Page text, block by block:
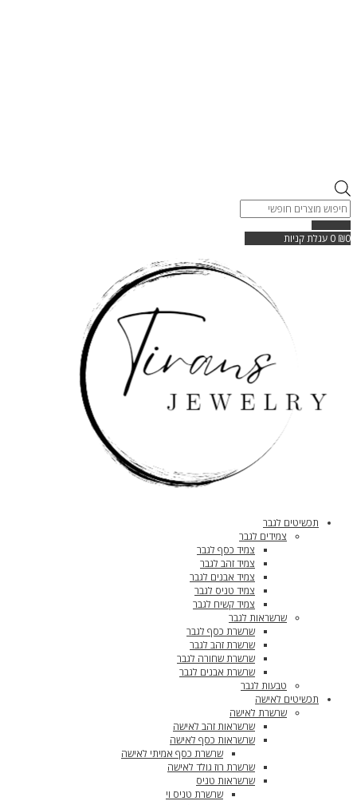
Products
search
₪0
0 עגלת קניות
תכשיטים לגבר
צמידים לגבר
צמיד כסף לגבר
צמיד זהב לגבר
צמיד אבנים לגבר
צמיד טניס לגבר
צמיד קשיח לגבר
שרשראות לגבר
שרשרת כסף לגבר
שרשרת זהב לגבר
שרשרת שחורה לגבר
שרשרת אבנים לגבר
טבעות לגבר
תכשיטים לאישה
שרשרת לאישה
שרשראות זהב לאישה
שרשראות כסף לאישה
שרשרת כסף אמיתי לאישה
שרשרת רוז גולד לאישה
שרשראות טניס
שרשרת טניס וי